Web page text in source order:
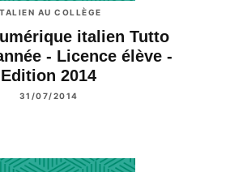
AU COLLÈGE
italien Tutto
- Licence élève -
Edition 2014
31/07/2014